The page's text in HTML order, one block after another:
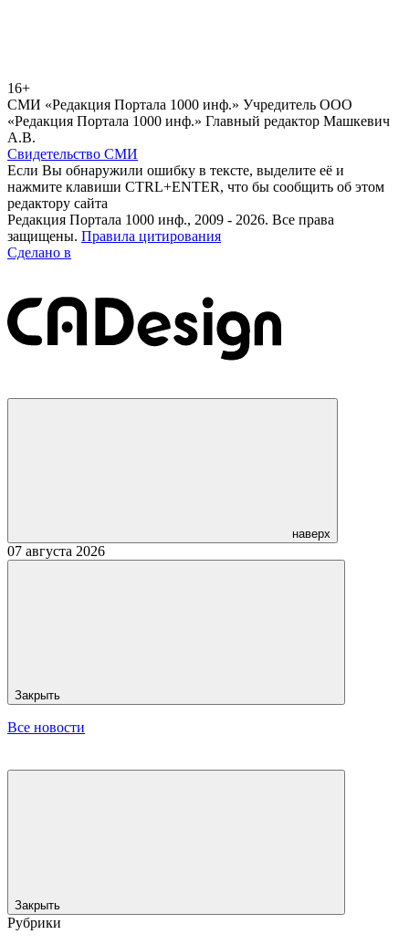
16+
СМИ «Редакция Портала 1000 инф.» Учредитель ООО
«Редакция Портала 1000 инф.» Главный редактор Машкевич
А.В.
Свидетельство СМИ
Если Вы обнаружили ошибку в тексте, выделите её и
нажмите клавиши CTRL+ENTER, что бы сообщить об этом
редактору сайта
Редакция Портала 1000 инф., 2009 - 2026. Все права
защищены. Правила цитирования
Сделано в
наверх
07 августа 2026
Закрыть
Все новости
Закрыть
Рубрики